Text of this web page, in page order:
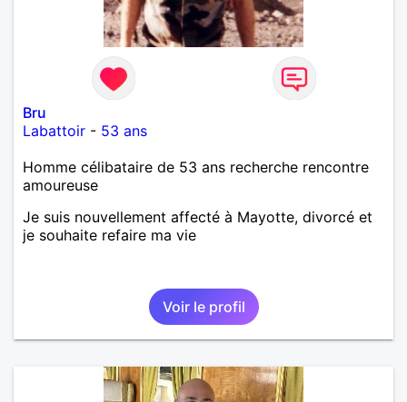
Bru
Labattoir - 53 ans
Homme célibataire de 53 ans recherche rencontre
amoureuse
Je suis nouvellement affecté à Mayotte, divorcé et
je souhaite refaire ma vie
Voir le profil